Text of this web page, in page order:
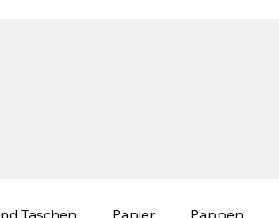
Taschen Papier Pappen